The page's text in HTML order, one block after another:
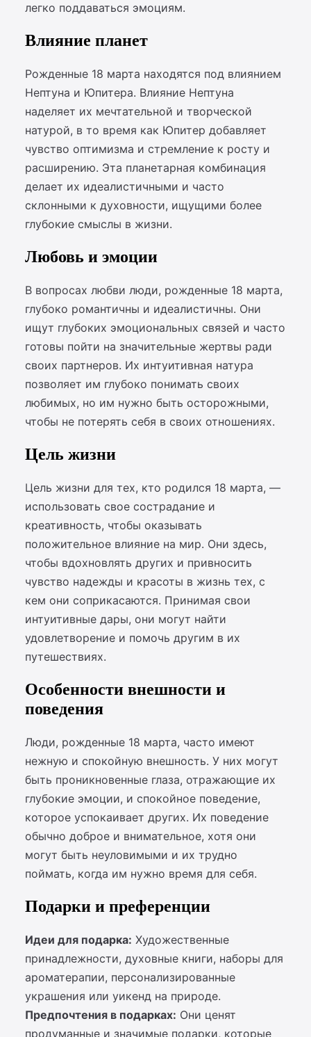
легко поддаваться эмоциям.
Влияние планет
Рожденные 18 марта находятся под влиянием
Нептуна и Юпитера. Влияние Нептуна
наделяет их мечтательной и творческой
натурой, в то время как Юпитер добавляет
чувство оптимизма и стремление к росту и
расширению. Эта планетарная комбинация
делает их идеалистичными и часто
склонными к духовности, ищущими более
глубокие смыслы в жизни.
Любовь и эмоции
В вопросах любви люди, рожденные 18 марта,
глубоко романтичны и идеалистичны. Они
ищут глубоких эмоциональных связей и часто
готовы пойти на значительные жертвы ради
своих партнеров. Их интуитивная натура
позволяет им глубоко понимать своих
любимых, но им нужно быть осторожными,
чтобы не потерять себя в своих отношениях.
Цель жизни
Цель жизни для тех, кто родился 18 марта, —
использовать свое сострадание и
креативность, чтобы оказывать
положительное влияние на мир. Они здесь,
чтобы вдохновлять других и привносить
чувство надежды и красоты в жизнь тех, с
кем они соприкасаются. Принимая свои
интуитивные дары, они могут найти
удовлетворение и помочь другим в их
путешествиях.
Особенности внешности и
поведения
Люди, рожденные 18 марта, часто имеют
нежную и спокойную внешность. У них могут
быть проникновенные глаза, отражающие их
глубокие эмоции, и спокойное поведение,
которое успокаивает других. Их поведение
обычно доброе и внимательное, хотя они
могут быть неуловимыми и их трудно
поймать, когда им нужно время для себя.
Подарки и преференции
Идеи для подарка: Художественные
принадлежности, духовные книги, наборы для
ароматерапии, персонализированные
украшения или уикенд на природе.
Предпочтения в подарках: Они ценят
продуманные и значимые подарки, которые